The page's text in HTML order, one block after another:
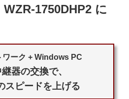
1750DHP2 に
ワーク + Windows PC
器の交換で、
スピードを上げる